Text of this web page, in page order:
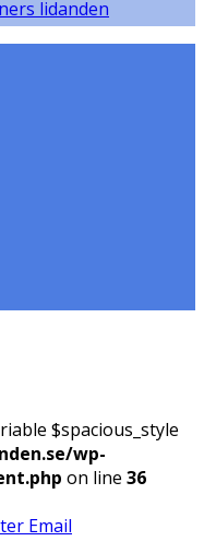
$spacious_style
wp-
on line 36
Email